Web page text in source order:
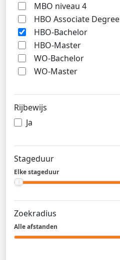
MBO niveau 4
HBO Associate Degree
HBO-Bachelor
HBO-Master
WO-Bachelor
WO-Master
Rijbewijs
Ja
Stageduur
Elke stageduur
Zoekradius
Alle afstanden